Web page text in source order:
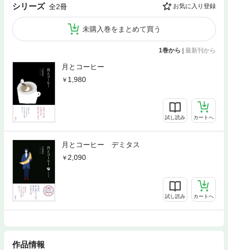
シリーズ 全2冊 お気に入り登録
未購入巻をまとめて買う
1巻から | 最新刊から
月とコーヒー
1,980
試し読み カートへ
月とコーヒー デミタス
2,090
試し読み カートへ
作品情報